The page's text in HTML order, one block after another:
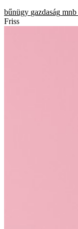
bűnügy gazdaság mnb
Friss